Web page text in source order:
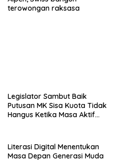
terowongan raksasa
Legislator Sambut Baik
Putusan MK Sisa Kuota Tidak
Hangus Ketika Masa Aktif
Literasi Digital Menentukan
Masa Depan Generasi Muda